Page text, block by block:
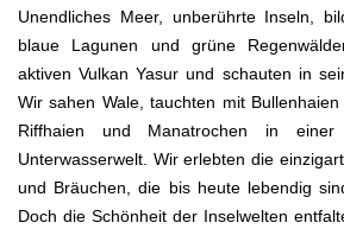
Unendliches Meer, unberührte Inseln,
blaue Lagunen und grüne
aktiven Vulkan Yasur und schauten in
Wir sahen Wale, tauchten mit
Riffhaien und Manatrochen in einer
Unterwasserwelt. Wir erlebten die
und Bräuchen, die bis heute lebendig
Doch die Schönheit der Inselwelten